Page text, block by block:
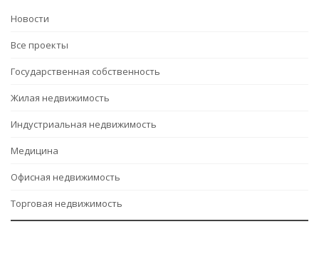
Hовости
Все проекты
Государственная собственность
Жилая недвижимость
Индустриальная недвижимость
Медицина
Офисная недвижимость
Торговая недвижимость